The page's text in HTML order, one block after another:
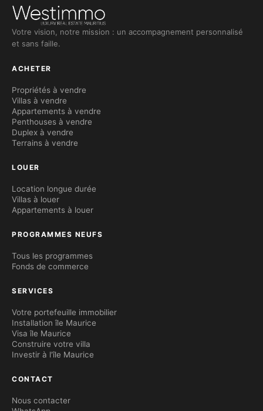
Votre vision, notre mission : un accompagnement personnalisé
et sans faille.
ACHETER
Propriétés à vendre
Villas à vendre
Appartements à vendre
Penthouses à vendre
Duplex à vendre
Terrains à vendre
LOUER
Location longue durée
Villas à louer
Appartements à louer
PROGRAMMES NEUFS
Tous les programmes
Fonds de commerce
SERVICES
Votre portefeuille immobilier
Installation île Maurice
Visa île Maurice
Construire votre villa
Investir à l'île Maurice
CONTACT
Nous contacter